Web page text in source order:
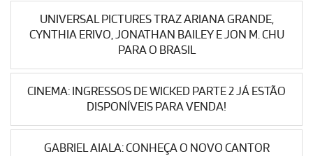
UNIVERSAL PICTURES TRAZ ARIANA GRANDE,
CYNTHIA ERIVO, JONATHAN BAILEY E JON M. CHU
PARA O BRASIL
CINEMA: INGRESSOS DE WICKED PARTE 2 JÁ ESTÃO
DISPONÍVEIS PARA VENDA!
GABRIEL AIALA: CONHEÇA O NOVO CANTOR